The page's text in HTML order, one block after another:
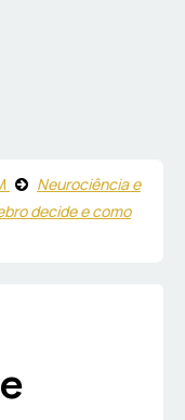
Neurociência e
decide e como